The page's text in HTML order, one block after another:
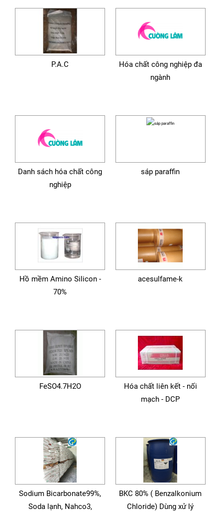
P.A.C
Hóa chất công nghiệp đa
ngành
Danh sách hóa chất công
nghiệp
sáp paraffin
Hồ mềm Amino Silicon -
70%
acesulfame-k
FeSO4.7H2O
Hóa chất liên kết - nối
mạch - DCP
Sodium Bicarbonate99%,
Soda lạnh, Nahco3,
BKC 80% ( Benzalkonium
Chloride) Dùng xử lý